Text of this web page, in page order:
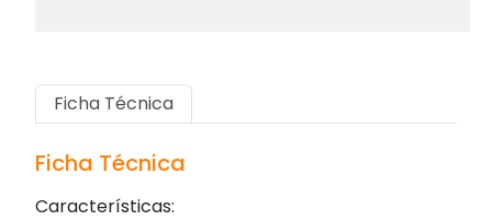
Ficha Técnica
Ficha Técnica
Características: